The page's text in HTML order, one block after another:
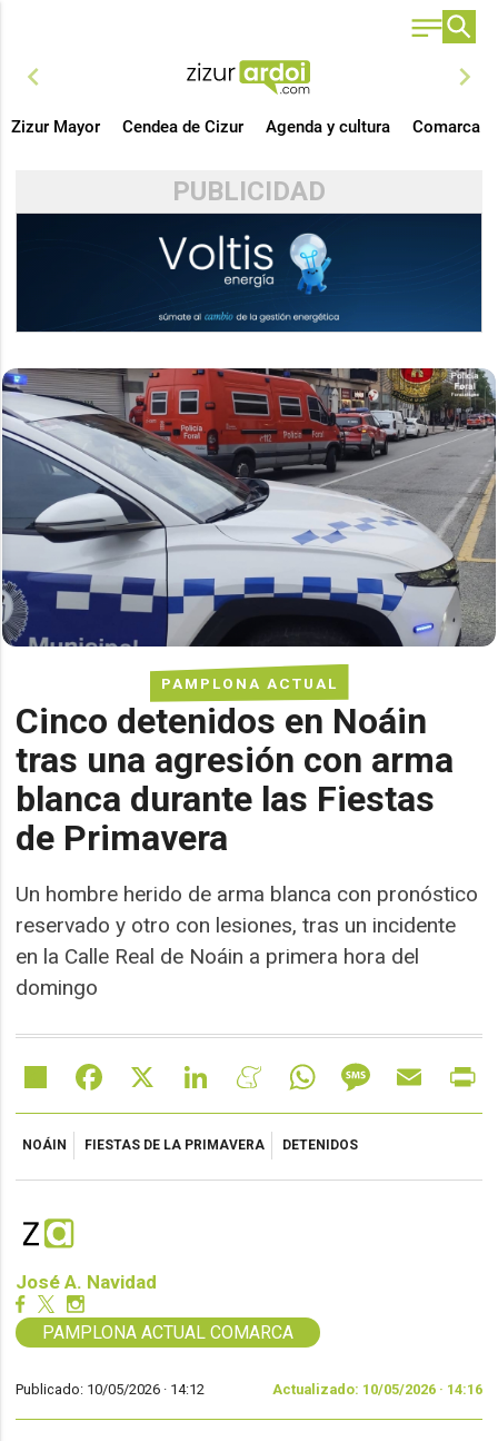
chevron_left chevron_right
Zizur Mayor Cendea de Cizur Agenda y cultura Comarca
PUBLICIDAD
PAMPLONA ACTUAL
Cinco detenidos en Noáin
tras una agresión con arma
blanca durante las Fiestas
de Primavera
Un hombre herido de arma blanca con pronóstico
reservado y otro con lesiones, tras un incidente
en la Calle Real de Noáin a primera hora del
domingo
Share Facebook LinkedIn MeneameWhatsAppMessageEmail
NOÁIN FIESTAS DE LA PRIMAVERA DETENIDOS
José A. Navidad
PAMPLONA ACTUAL COMARCA
Publicado: 10/05/2026 · 14:12 Actualizado: 10/05/2026 · 14:16